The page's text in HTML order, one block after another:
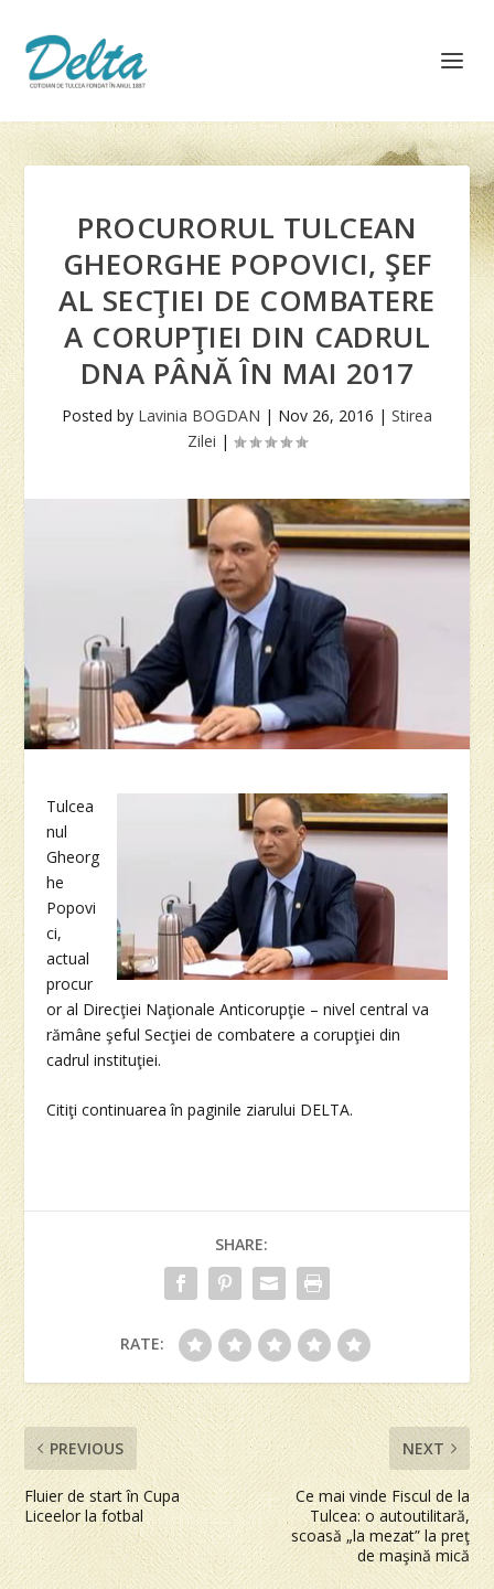
PROCURORUL TULCEAN
GHEORGHE POPOVICI, ŞEF
AL SECŢIEI DE COMBATERE
A CORUPŢIEI DIN CADRUL
DNA PÂNĂ ÎN MAI 2017
Posted by Lavinia BOGDAN | Nov 26, 2016 | Stirea
Zilei |
Tulcea
nul
Gheorg
he
Popovi
ci,
actual
procur
or al Direcţiei Naţionale Anticorupţie – nivel central va
rămâne şeful Secţiei de combatere a corupţiei din
cadrul instituţiei.
Citiţi continuarea în paginile ziarului DELTA.
SHARE:
RATE:
PREVIOUS
Fluier de start în Cupa
Liceelor la fotbal
NEXT
Ce mai vinde Fiscul de la
Tulcea: o autoutilitară,
scoasă „la mezat” la preţ
de maşină mică